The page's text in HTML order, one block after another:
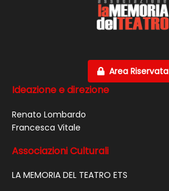
Area Riservata
Ideazione e direzione
Renato Lombardo
Francesca Vitale
Associazioni Culturali
LA MEMORIA DEL TEATRO ETS